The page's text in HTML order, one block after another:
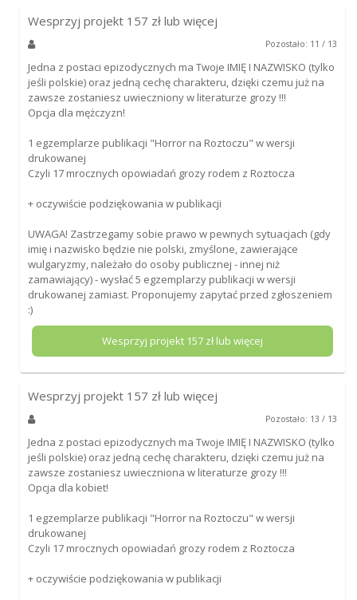
Wesprzyj projekt 157 zł lub więcej
Pozostało: 11 / 13
Jedna z postaci epizodycznych ma Twoje IMIĘ I NAZWISKO (tylko
jeśli polskie) oraz jedną cechę charakteru, dzięki czemu już na
zawsze zostaniesz uwieczniony w literaturze grozy !!!
Opcja dla mężczyzn!
1 egzemplarze publikacji "Horror na Roztoczu" w wersji
drukowanej
Czyli 17 mrocznych opowiadań grozy rodem z Roztocza
+ oczywiście podziękowania w publikacji
UWAGA! Zastrzegamy sobie prawo w pewnych sytuacjach (gdy
imię i nazwisko będzie nie polski, zmyślone, zawierające
wulgaryzmy, należało do osoby publicznej - innej niż
zamawiający) - wysłać 5 egzemplarzy publikacji w wersji
drukowanej zamiast. Proponujemy zapytać przed zgłoszeniem
:)
Wesprzyj projekt 157zł lub więcej
Wesprzyj projekt 157 zł lub więcej
Pozostało: 13 / 13
Jedna z postaci epizodycznych ma Twoje IMIĘ I NAZWISKO (tylko
jeśli polskie) oraz jedną cechę charakteru, dzięki czemu już na
zawsze zostaniesz uwieczniona w literaturze grozy !!!
Opcja dla kobiet!
1 egzemplarze publikacji "Horror na Roztoczu" w wersji
drukowanej
Czyli 17 mrocznych opowiadań grozy rodem z Roztocza
+ oczywiście podziękowania w publikacji